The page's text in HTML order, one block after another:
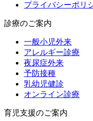
プライバシーポリ
診療のご案内
一般小児外来
アレルギー診療
夜尿症外来
予防接種
乳幼児健診
オンライン診療
育児支援のご案内